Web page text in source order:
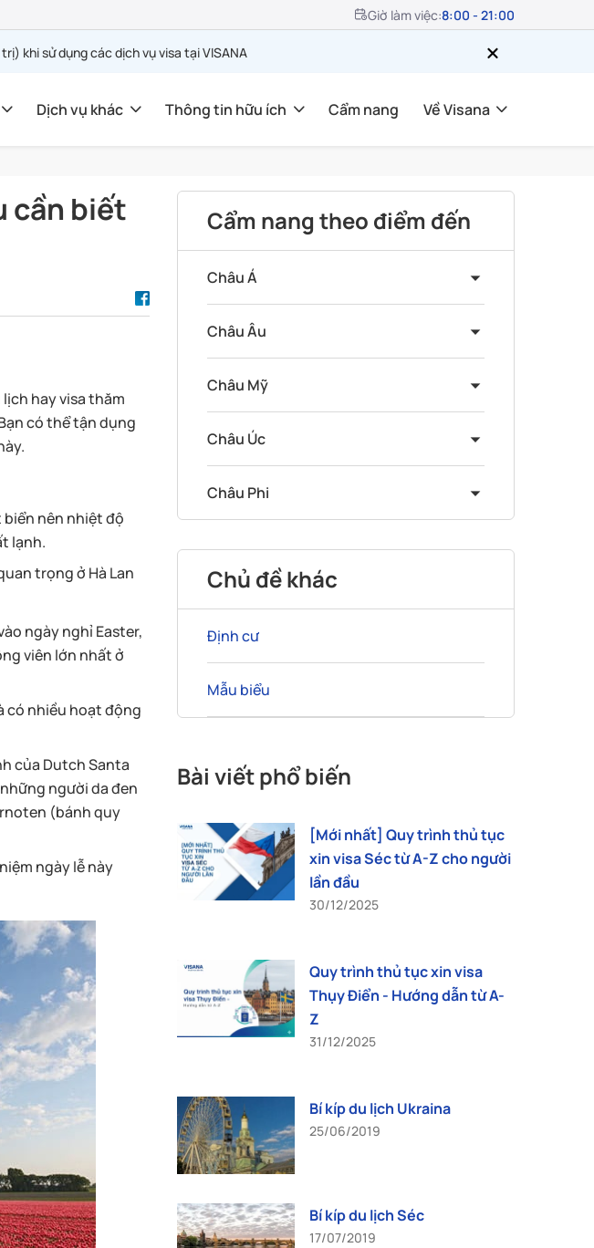
Giờ làm việc:8:00 - 21:00
khi sử dụng các dịch vụ visa tại VISANA
Dịch vụ khác Thông tin hữu ích Cẩm nang Về Visana
cần biết
hay visa thăm
có thể tận dụng
biển nên nhiệt độ
lạnh.
trọng ở Hà Lan
ngày nghỉ Easter,
viên lớn nhất ở
có nhiều hoạt động
của Dutch Santa
người da đen
(bánh quy
ngày lễ này
Cẩm nang theo điểm đến
Châu Á
Châu Âu
Châu Mỹ
Châu Úc
Châu Phi
Chủ đề khác
Định cư
Mẫu biểu
Bài viết phổ biến
[Mới nhất] Quy trình thủ tục
xin visa Séc từ A-Z cho người
lần đầu
30/12/2025
Quy trình thủ tục xin visa
Thụy Điển - Hướng dẫn từ A-
Z
31/12/2025
Bí kíp du lịch Ukraina
25/06/2019
Bí kíp du lịch Séc
17/07/2019